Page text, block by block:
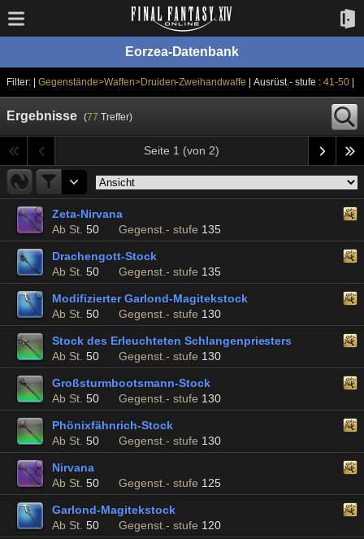
Eorzea-Datenbank
Filter: | Gegenstände>Waffen>Druiden-Zweihandwaffe | Ausrüst.- stufe : 41-50|
Ergebnisse (77 Treffer)
Seite 1 (von 2)
Zeta-Nirvana
Ab St. 50 Gegenst.- stufe 135
Drachengott-Stock
Ab St. 50 Gegenst.- stufe 135
Modifizierter Garlond-Magitekstock
Ab St. 50 Gegenst.- stufe 130
Stock des Erleuchteten Schlangenpriesters
Ab St. 50 Gegenst.- stufe 130
Großsturmbootsmann-Stock
Ab St. 50 Gegenst.- stufe 130
Phönixfähnrich-Stock
Ab St. 50 Gegenst.- stufe 130
Nirvana
Ab St. 50 Gegenst.- stufe 125
Garlond-Magitekstock
Ab St. 50 Gegenst.- stufe 120